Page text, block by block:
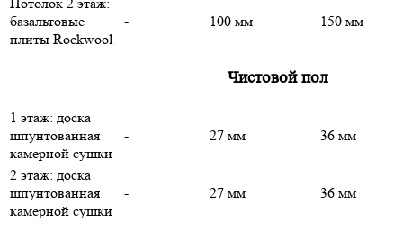
базальтовые
плиты Rockwool
- 100 мм 150 мм
Чистовой пол
1 этаж: доска
шпунтованная
камерной сушки
- 27 мм 36 мм
2 этаж: доска
шпунтованная
камерной сушки
- 27 мм 36 мм